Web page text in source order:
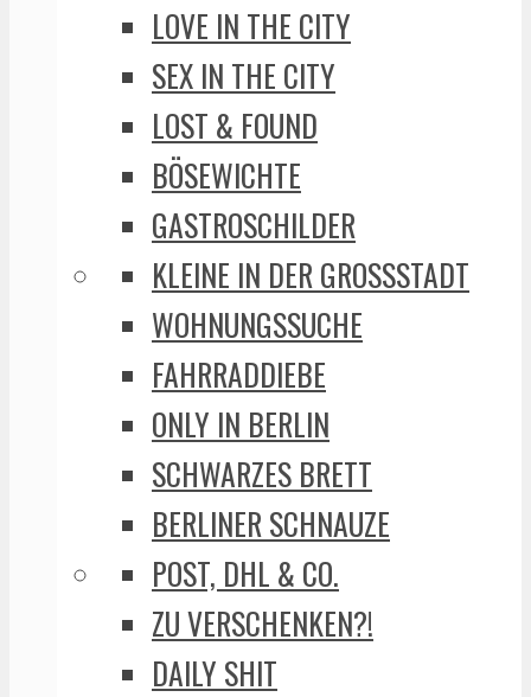
LOVE IN THE CITY
SEX IN THE CITY
LOST & FOUND
BÖSEWICHTE
GASTROSCHILDER
KLEINE IN DER GROSSSTADT
WOHNUNGSSUCHE
FAHRRADDIEBE
ONLY IN BERLIN
SCHWARZES BRETT
BERLINER SCHNAUZE
POST, DHL & CO.
ZU VERSCHENKEN?!
DAILY SHIT